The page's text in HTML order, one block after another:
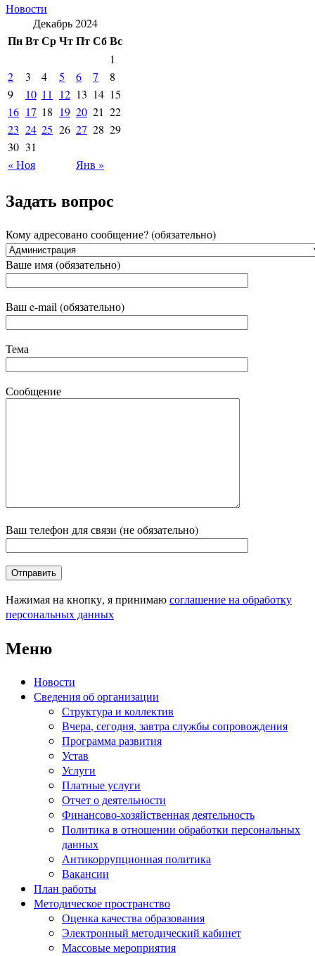
Новости
Декабрь 2024
ПнВтСрЧтПтСбВс
« Ноя Янв »
1
2
3 4 5 6 7
8
9
10 11 12 13 14 15
16 17 18 19 20 21 22
23 24 25 26 27 28 29
30 31
Задать вопрос
Кому адресовано сообщение? (обязательно)
Ваше имя (обязательно)
Ваш e-mail (обязательно)
Тема
Сообщение
Ваш телефон для связи (не обязательно)
Нажимая на кнопку, я принимаюсоглашение на обработку
персональных данных
Меню
Новости
Сведения об организации
Структура и коллектив
Вчера, сегодня, завтра службы сопровождения
Программа развития
Устав
Услуги
Платные услуги
Отчет о деятельности
Финансово-хозяйственная деятельность
Политика в отношении обработки персональных
данных
Антикоррупционная политика
Вакансии
План работы
Методическое пространство
Оценка качества образования
Электронный методический кабинет
Массовые мероприятия